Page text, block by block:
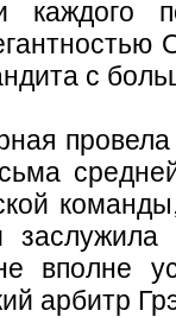
с
вполне
арбитр